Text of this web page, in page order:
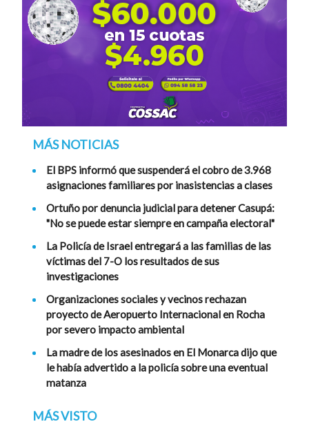
MÁS NOTICIAS
El BPS informó que suspenderá el cobro de 3.968
asignaciones familiares por inasistencias a clases
Ortuño por denuncia judicial para detener Casupá:
"No se puede estar siempre en campaña electoral"
La Policía de Israel entregará a las familias de las
víctimas del 7-O los resultados de sus
investigaciones
Organizaciones sociales y vecinos rechazan
proyecto de Aeropuerto Internacional en Rocha
por severo impacto ambiental
La madre de los asesinados en El Monarca dijo que
le había advertido a la policía sobre una eventual
matanza
MÁS VISTO